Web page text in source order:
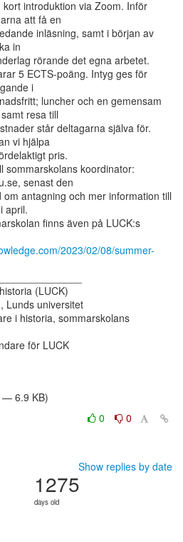
att få en
inläsning, samt i början av
in
rörande det egna arbetet.
5 ECTS-poäng. Intyg ges för
i
luncher och en gemensam
resa till
står deltagarna själva för.
vi hjälpa
pris.
sommarskolans koordinator:
senast den
antagning och mer information till
april.
2023/02/08/summer-
(LUCK)
Lunds universitet
i historia, sommarskolans
för LUCK
— 6.9 KB)
0
0
Show replies by date
1275
days old